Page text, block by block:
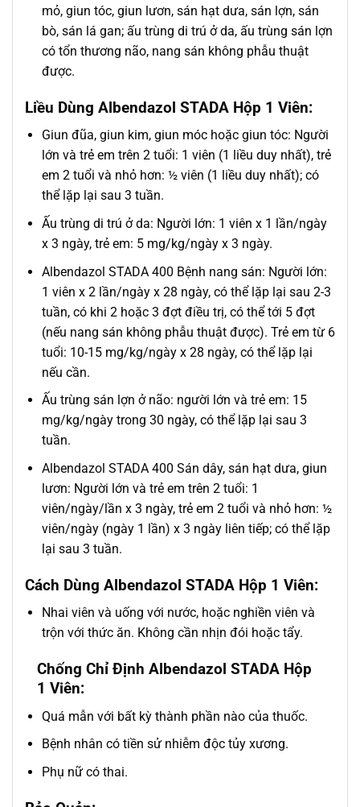
mỏ, giun tóc, giun lươn, sán hạt dưa, sán lợn, sán
bò, sán lá gan; ấu trùng di trú ở da, ấu trùng sán lợn
có tổn thương não, nang sán không phẫu thuật
được.
Liều Dùng Albendazol STADA Hộp 1 Viên:
Giun đũa, giun kim, giun móc hoặc giun tóc: Người
lớn và trẻ em trên 2 tuổi: 1 viên (1 liều duy nhất), trẻ
em 2 tuổi và nhỏ hơn: ½ viên (1 liều duy nhất); có
thể lặp lại sau 3 tuần.
Ấu trùng di trú ở da: Người lớn: 1 viên x 1 lần/ngày
x 3 ngày, trẻ em: 5 mg/kg/ngày x 3 ngày.
Albendazol STADA 400 Bệnh nang sán: Người lớn:
1 viên x 2 lần/ngày x 28 ngày, có thể lặp lại sau 2-3
tuần, có khi 2 hoặc 3 đợt điều trị, có thể tới 5 đợt
(nếu nang sán không phẫu thuật được). Trẻ em từ 6
tuổi: 10-15 mg/kg/ngày x 28 ngày, có thể lặp lại
nếu cần.
Ấu trùng sán lợn ở não: người lớn và trẻ em: 15
mg/kg/ngày trong 30 ngày, có thể lặp lại sau 3
tuần.
Albendazol STADA 400 Sán dây, sán hạt dưa, giun
lươn: Người lớn và trẻ em trên 2 tuổi: 1
viên/ngày/lần x 3 ngày, trẻ em 2 tuổi và nhỏ hơn: ½
viên/ngày (ngày 1 lần) x 3 ngày liên tiếp; có thể lặp
lại sau 3 tuần.
Cách Dùng Albendazol STADA Hộp 1 Viên:
Nhai viên và uống với nước, hoặc nghiền viên và
trộn với thức ăn. Không cần nhịn đói hoặc tẩy.
Chống Chỉ Định Albendazol STADA Hộp
1 Viên:
Quá mẫn với bất kỳ thành phần nào của thuốc.
Bệnh nhân có tiền sử nhiễm độc tủy xương.
Phụ nữ có thai.